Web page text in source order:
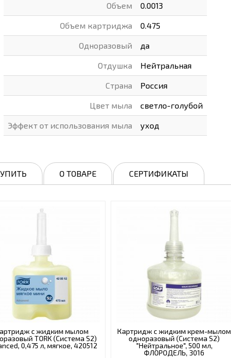
Объем 0.0013
Объем картриджа 0.475
Одноразовый да
Отдушка Нейтральная
Страна Россия
Цвет мыла светло-голубой
Эффект от использования мыла уход
О ТОВАРЕ СЕРТИФИКАТЫ
с жидким мылом
TORK (Система S2)
0,475 л, мягкое, 420512
Картридж с жидким крем-мылом
одноразовый (Система S2)
"Нейтральное", 500 мл,
ФЛОРОДЕЛЬ, 3016